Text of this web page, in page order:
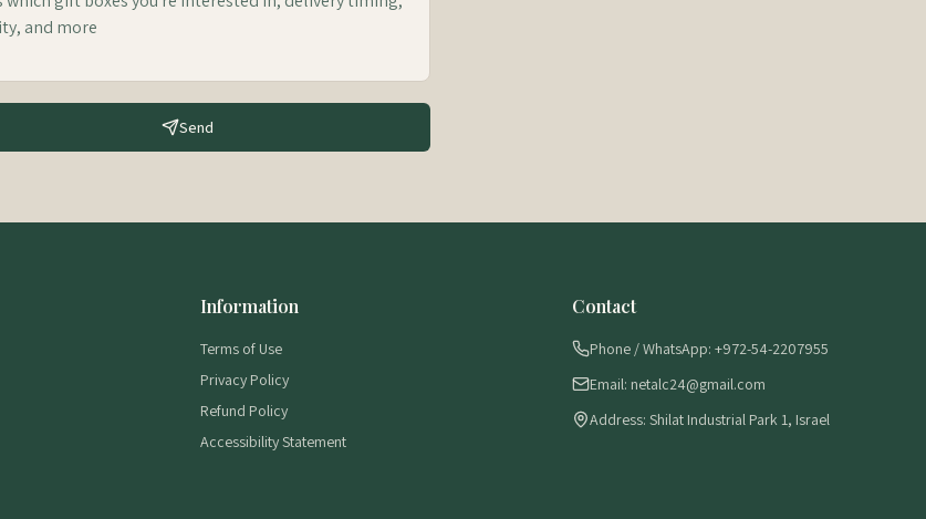
Send
Information
Terms of Use
Privacy Policy
Refund Policy
Accessibility Statement
Contact
Phone / WhatsApp: +972-54-2207955
Email: netalc24@gmail.com
Address: Shilat Industrial Park 1, Israel